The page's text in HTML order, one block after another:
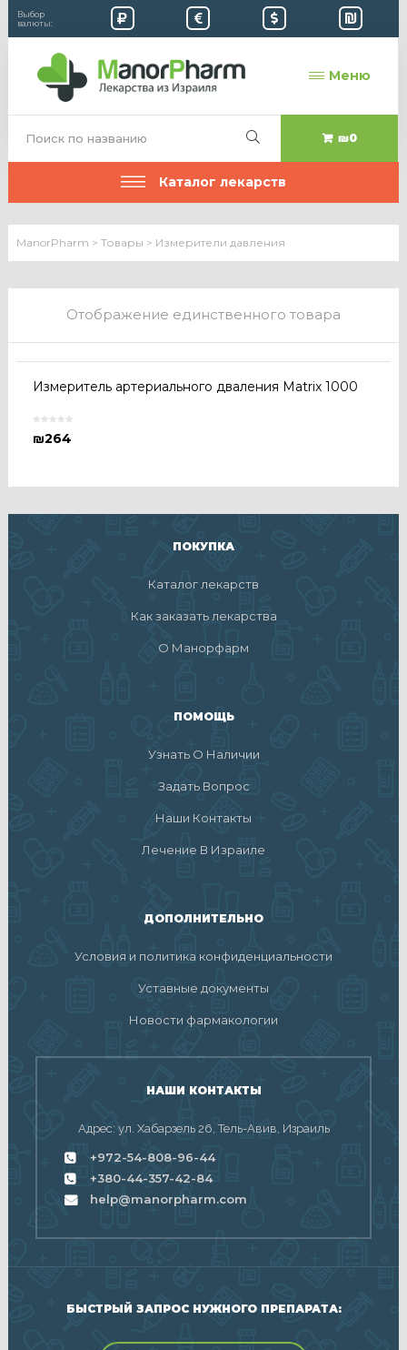
Выбор
валюты:
Меню
₪0
Каталог лекарств
ManorPharm > Товары > Измерители давления
Отображение единственного товара
Измеритель артериального дваления Matrix 1000
₪264
ПОКУПКА
Каталог лекарств
Как заказать лекарства
О Манорфарм
ПОМОЩЬ
Узнать О Наличии
Задать Вопрос
Наши Контакты
Лечение В Израиле
ДОПОЛНИТЕЛЬНО
Условия и политика конфиденциальности
Уставные документы
Новости фармакологии
НАШИ КОНТАКТЫ
Адрес: ул. Хабарзель 26, Тель-Авив, Израиль
+972-54-808-96-44
+380-44-357-42-84
help@manorpharm.com
БЫСТРЫЙ ЗАПРОС НУЖНОГО ПРЕПАРАТА: